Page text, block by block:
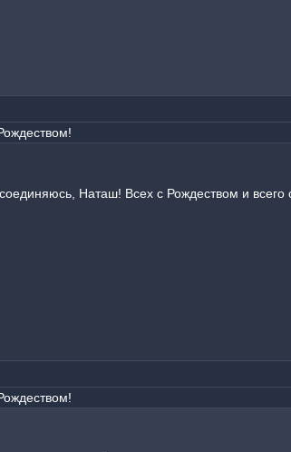
Наташ! Всех с Рождеством и всего